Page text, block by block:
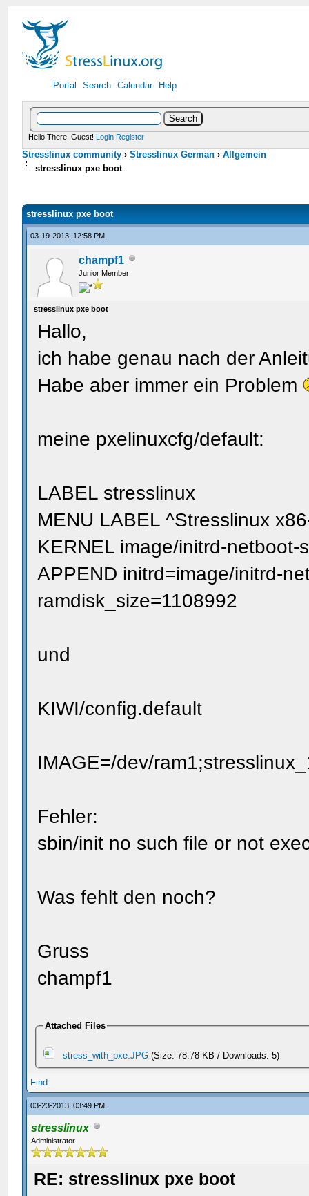
Portal Search Calendar Help
Hello There, Guest! Login Register
Stresslinux community ›Stresslinux German ›Allgemein
stresslinux pxe boot
stresslinux pxe boot
03-19-2013, 12:58 PM,
champf1
Junior Member
stresslinux pxe boot
Hallo,
ich habe genau nach der
Habe aber immer ein Problem
meine pxelinuxcfg/default:
LABEL stresslinux
MENU LABEL ^Stresslinux
KERNEL image/initrd-
APPEND initrd=image/initrd-
ramdisk_size=1108992
und
KIWI/config.default
IMAGE=/dev/
Fehler:
sbin/init no such file or not
Was fehlt den noch?
Gruss
champf1
Attached Files
stress_with_pxe.JPG (Size: 78.78 KB / Downloads: 5)
Find
03-23-2013, 03:49 PM,
stresslinux
Administrator
RE: stresslinux pxe boot